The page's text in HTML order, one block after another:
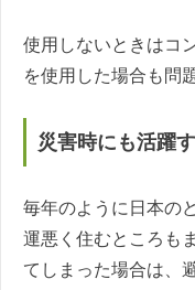
使用しないときはコ
を使用した場合も問
災害時にも活躍
毎年のように日本の
運悪く住むところも
てしまった場合は、